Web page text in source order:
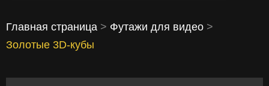
Главная страница > Футажи для видео >
Золотые 3D‑кубы